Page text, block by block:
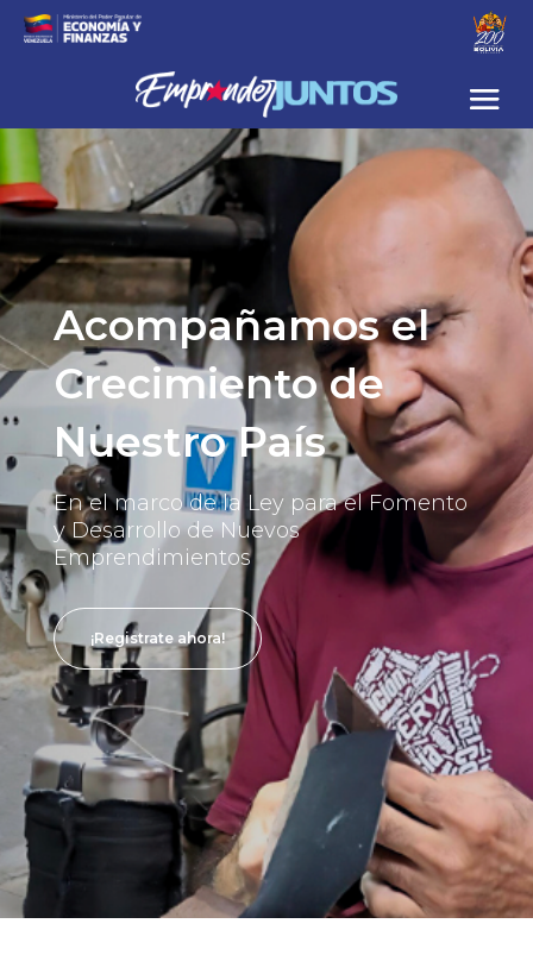
Acompañamos el
Crecimiento de
Nuestro País
En el marco de la Ley para el Fomento
y Desarrollo de Nuevos
Emprendimientos
¡Registrate ahora!